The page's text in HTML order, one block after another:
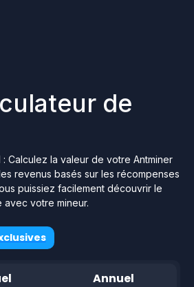
de
Calculez la valeur de votre Antminer
revenus basés sur les récompenses
puissiez facilement découvrir le
votre mineur.
Annuel